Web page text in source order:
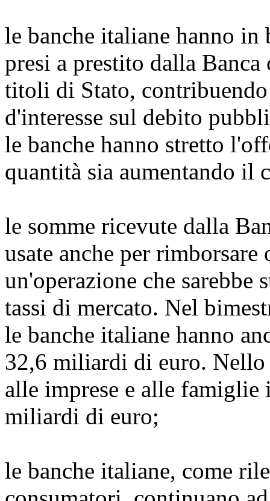
le banche italiane hanno
presi a prestito dalla Banca
titoli di Stato,
d'interesse sul debito
le banche hanno stretto
quantità sia aumentando il
le somme ricevute dalla
usate anche per
un'operazione che sarebbe
tassi di mercato. Nel
le banche italiane hanno
32,6 miliardi di euro. Nello
alle imprese e alle
miliardi di euro;
le banche italiane, come